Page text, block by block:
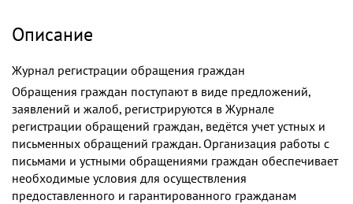
Описание
Журнал регистрации обращения граждан
Обращения граждан поступают в виде предложений,
заявлений и жалоб, регистрируются в Журнале
регистрации обращений граждан, ведётся учет устных и
письменных обращений граждан. Организация работы с
письмами и устными обращениями граждан обеспечивает
необходимые условия для осуществления
предоставленного и гарантированного гражданам